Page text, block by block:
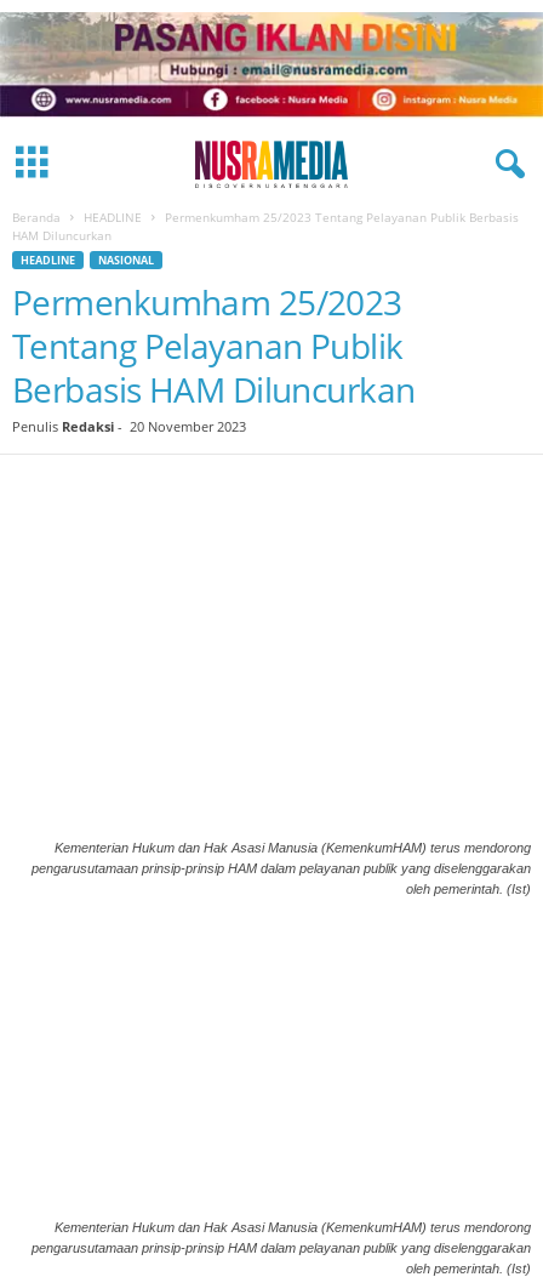
Beranda HEADLINE
Permenkumham 25/2023 Tentang Pelayanan Publik Berbasis
HAM Diluncurkan
HEADLINE NASIONAL
Permenkumham 25/2023
Tentang Pelayanan Publik
Berbasis HAM Diluncurkan
Penulis Redaksi - 20 November 2023
Kementerian Hukum dan Hak Asasi Manusia (KemenkumHAM) terus mendorong
pengarusutamaan prinsip-prinsip HAM dalam pelayanan publik yang diselenggarakan
oleh pemerintah. (Ist)
Kementerian Hukum dan Hak Asasi Manusia (KemenkumHAM) terus mendorong
pengarusutamaan prinsip-prinsip HAM dalam pelayanan publik yang diselenggarakan
oleh pemerintah. (Ist)